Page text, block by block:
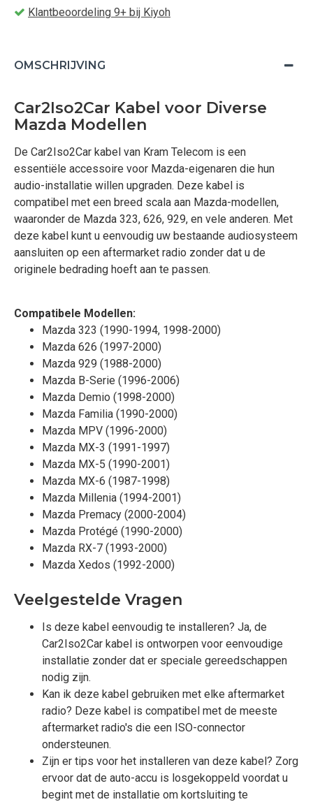
Klantbeoordeling 9+ bij Kiyoh
OMSCHRIJVING
Car2Iso2Car Kabel voor Diverse
Mazda Modellen
De Car2Iso2Car kabel van Kram Telecom is een
essentiële accessoire voor Mazda-eigenaren die hun
audio-installatie willen upgraden. Deze kabel is
compatibel met een breed scala aan Mazda-modellen,
waaronder de Mazda 323, 626, 929, en vele anderen. Met
deze kabel kunt u eenvoudig uw bestaande audiosysteem
aansluiten op een aftermarket radio zonder dat u de
originele bedrading hoeft aan te passen.
Compatibele Modellen:
Mazda 323 (1990-1994, 1998-2000)
Mazda 626 (1997-2000)
Mazda 929 (1988-2000)
Mazda B-Serie (1996-2006)
Mazda Demio (1998-2000)
Mazda Familia (1990-2000)
Mazda MPV (1996-2000)
Mazda MX-3 (1991-1997)
Mazda MX-5 (1990-2001)
Mazda MX-6 (1987-1998)
Mazda Millenia (1994-2001)
Mazda Premacy (2000-2004)
Mazda Protégé (1990-2000)
Mazda RX-7 (1993-2000)
Mazda Xedos (1992-2000)
Veelgestelde Vragen
Is deze kabel eenvoudig te installeren? Ja, de
Car2Iso2Car kabel is ontworpen voor eenvoudige
installatie zonder dat er speciale gereedschappen
nodig zijn.
Kan ik deze kabel gebruiken met elke aftermarket
radio? Deze kabel is compatibel met de meeste
aftermarket radio's die een ISO-connector
ondersteunen.
Zijn er tips voor het installeren van deze kabel? Zorg
ervoor dat de auto-accu is losgekoppeld voordat u
begint met de installatie om kortsluiting te